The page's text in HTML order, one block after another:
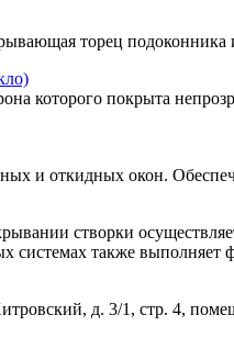
торец подоконника
которого покрыта
и откидных окон.
створки
системах также
д. 3/1, стр. 4,